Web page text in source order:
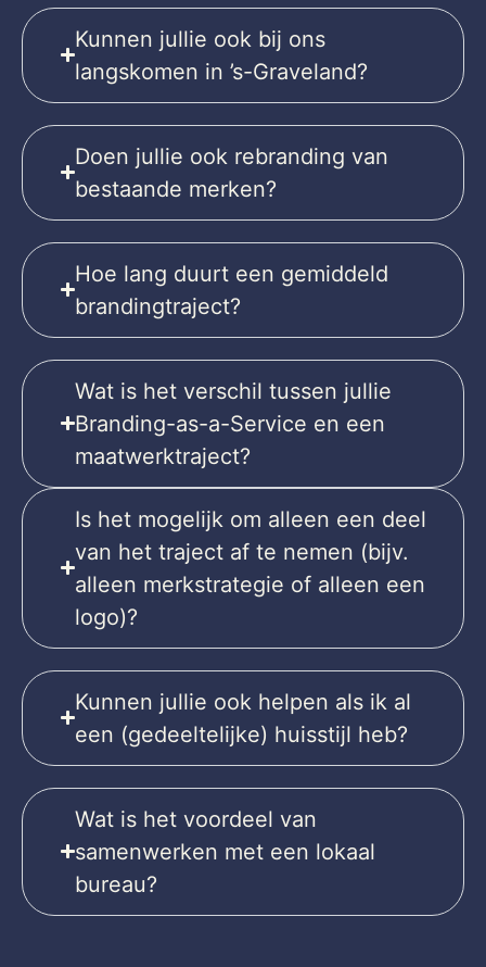
Kunnen jullie ook bij ons
langskomen in ’s-Graveland?
Doen jullie ook rebranding van
bestaande merken?
Hoe lang duurt een gemiddeld
brandingtraject?
Wat is het verschil tussen jullie
Branding-as-a-Service en een
maatwerktraject?
Is het mogelijk om alleen een deel
van het traject af te nemen (bijv.
alleen merkstrategie of alleen een
logo)?
Kunnen jullie ook helpen als ik al
een (gedeeltelijke) huisstijl heb?
Wat is het voordeel van
samenwerken met een lokaal
bureau?